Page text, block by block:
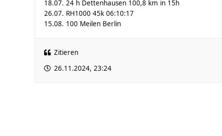
18.07. 24 h Dettenhausen 100,8 km in 15h
26.07. RH1000 45k 06:10:17
15.08. 100 Meilen Berlin
Zitieren
26.11.2024, 23:24